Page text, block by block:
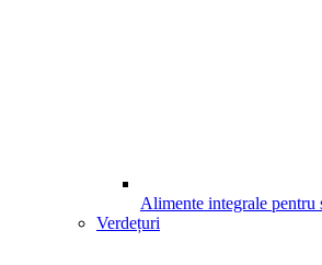
Alimente integrale pentru
Verdețuri